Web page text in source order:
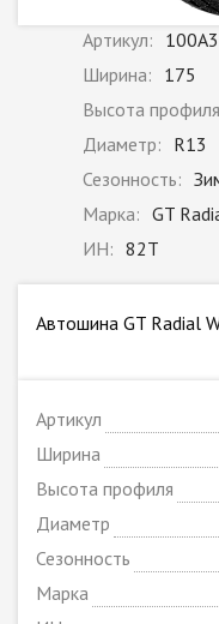
Артикул:
Ширина: 175
Высота
Диаметр: R13
Сезонность:
Марка: GT
ИН: 82T
Автошина GT Radial
Артикул
Ширина
Высота профиля
Диаметр
Сезонность
Марка